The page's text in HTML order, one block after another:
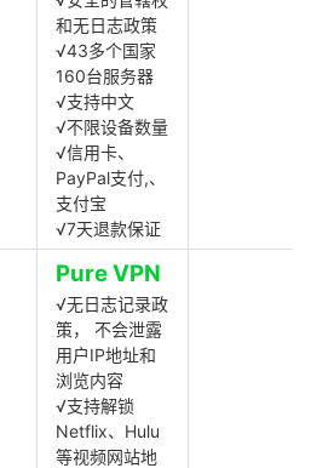
和无日志政策
√43多个国家
160台服务器
√支持中文
√不限设备数量
√信用卡、
PayPal支付,、
支付宝
√7天退款保证
Pure VPN
√无日志记录政
策， 不会泄露
用户IP地址和
浏览内容
√支持解锁
Netflix、Hulu
等视频网站地